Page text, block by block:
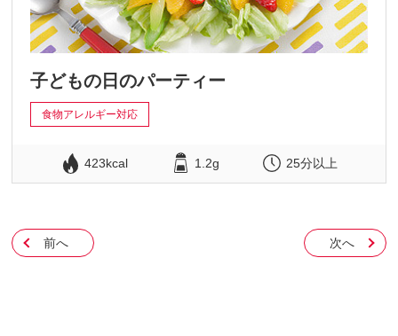
子どもの日のパーティー
食物アレルギー対応
423kcal 1.2g 25分以上
前へ 次へ